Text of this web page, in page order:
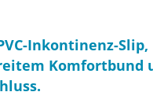
Inkontinenz-
Komfortbund